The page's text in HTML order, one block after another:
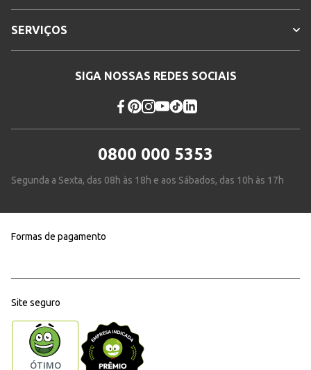
SERVIÇOS
SIGA NOSSAS REDES SOCIAIS
0800 000 5353
Segunda a Sexta, das 08h às 18h e aos Sábados, das 10h às 17h
Formas de pagamento
Site seguro